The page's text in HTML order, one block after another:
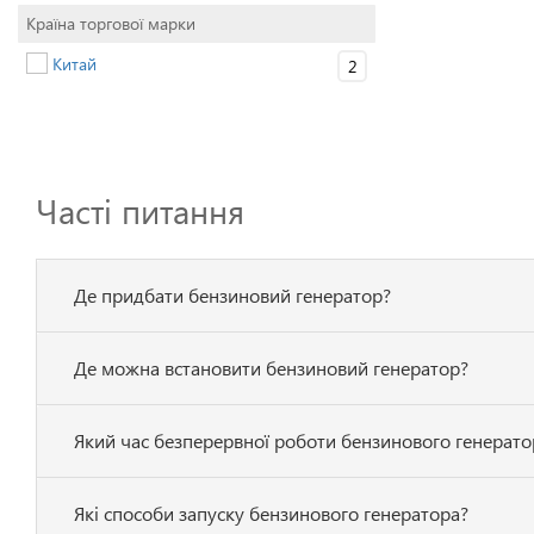
Країна торгової марки
Китай
2
Часті питання
Де придбати бензиновий генератор?
Де можна встановити бензиновий генератор?
Який час безперервної роботи бензинового
Які способи запуску бензинового генератора?